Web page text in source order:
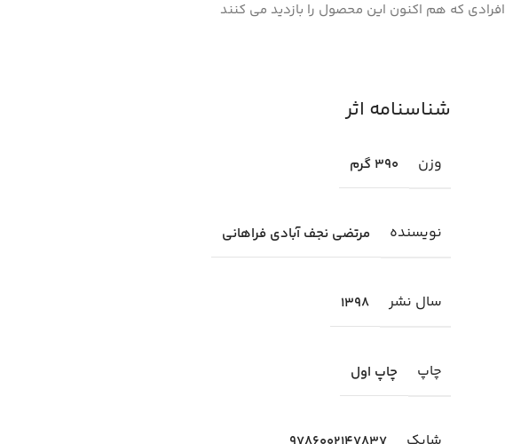
افرادی که هم اکنون این محصول را بازدید می کنند
شناسنامه اثر
وزن 390 گرم
نویسنده مرتضي نجف آبادي فراهاني
سال نشر 1398
چاپ چاپ اول